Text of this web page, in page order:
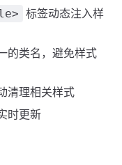
标签动态注入样
的类名，避免样式
清理相关样式
时更新